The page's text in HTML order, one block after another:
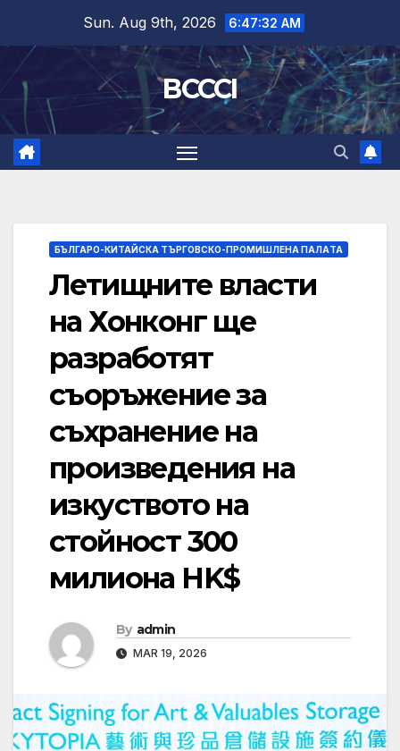
content
Sun. Aug 9th, 2026 6:47:33 AM
BCCCI
БЪЛГАРО-КИТАЙСКА ТЪРГОВСКО-ПРОМИШЛЕНА ПАЛAТА
Летищните власти
на Хонконг ще
разработят
съоръжение за
съхранение на
произведения на
изкуството на
стойност 300
милиона HK$
By admin
MAR 19, 2026